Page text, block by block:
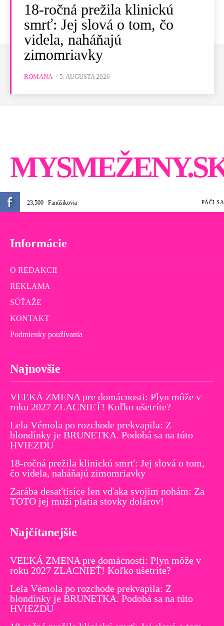
18-ročná prežila klinickú
smrť: Jej slová o tom, čo
videla, naháňajú
zimomriavky
ROMANA - 5. AUGUSTA 2026
23,500 Fanúšikovia PÁČI SA
Informácie
O REDAKCII
REKLAMA
SÚŤAŽE
KONTAKT
Podmienky používania
Najnovšie
VEĽKÁ ZMENA pre domácnosti: Plyn môže v
roku 2027 ZLACNIEŤ! Koľko ušetríte?
Lela Vémola po rozchode prekvapila: Z
blondínky je BRUNETKA. Podobá sa na túto
HVIEZDU
18-ročná prežila klinickú smrť: Jej slová o tom,
čo videla, naháňajú zimomriavky
Zarába desaťtisíce len vďaka svojim nohám: Za
TOTO jej muži platia stovky dolárov!
Najčítanejšie
VEĽKÁ ZMENA pre domácnosti: Plyn môže v
roku 2027 ZLACNIEŤ! Koľko ušetríte?
Lela Vémola po rozchode prekvapila: Z
blondínky je BRUNETKA. Podobá sa na túto
HVIEZDU